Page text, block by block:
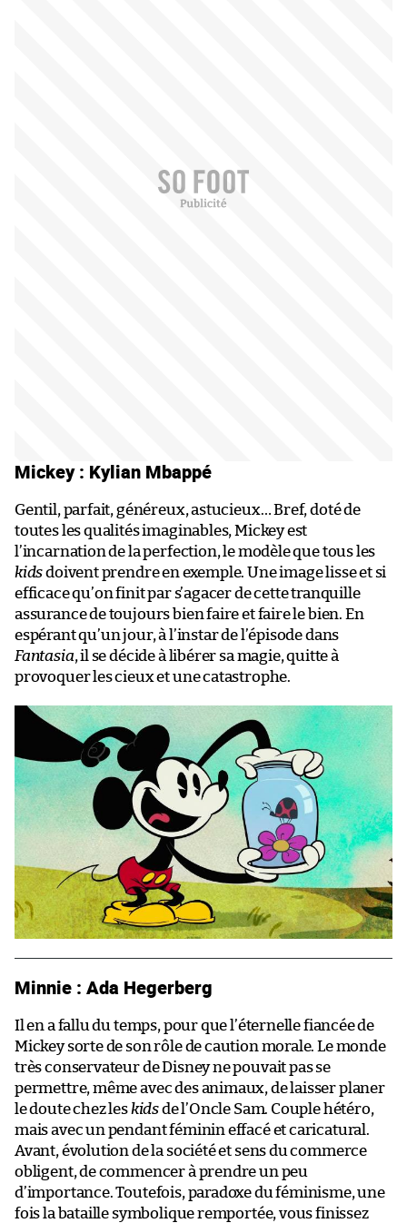
Mickey : Kylian Mbappé
Gentil, parfait, généreux, astucieux… Bref, doté de
toutes les qualités imaginables, Mickey est
l’incarnation de la perfection, le modèle que tous les
kidsdoivent prendre en exemple. Une image lisse et si
efficace qu’on finit par s’agacer de cette tranquille
assurance de toujours bien faire et faire le bien. En
espérant qu’un jour, à l’instar de l’épisode dans
Fantasia, il se décide à libérer sa magie, quitte à
provoquer les cieux et une catastrophe.
Minnie : Ada Hegerberg
Il en a fallu du temps, pour que l’éternelle fiancée de
Mickey sorte de son rôle de caution morale. Le monde
très conservateur de Disney ne pouvait pas se
permettre, même avec des animaux, de laisser planer
le doute chez les kidsde l’Oncle Sam. Couple hétéro,
mais avec un pendant féminin effacé et caricatural.
Avant, évolution de la société et sens du commerce
obligent, de commencer à prendre un peu
d’importance. Toutefois, paradoxe du féminisme, une
fois la bataille symbolique remportée, vous finissez